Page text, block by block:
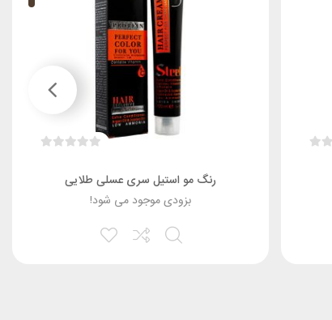
رنگ مو استیل سری عسلی طلایی
بزودی موجود می شود!